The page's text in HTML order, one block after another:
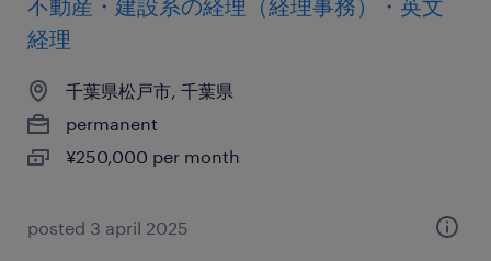
不動産・建設系の経理（経理事務）・英文
経理
千葉県松戸市, 千葉県
permanent
¥250,000 per month
posted 3 april 2025